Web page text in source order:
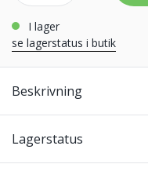
i lager
se lagerstatus i butik
Beskrivning
Lagerstatus